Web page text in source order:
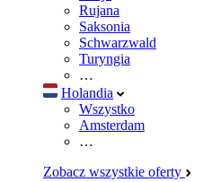
Rujana
Saksonia
Schwarzwald
Turyngia
…
Holandia
Wszystko
Amsterdam
…
Zobacz wszystkie oferty